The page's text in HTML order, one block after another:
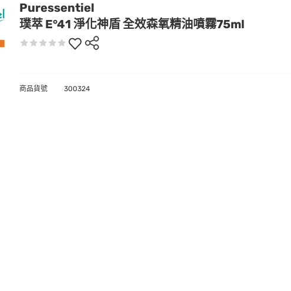
Puressentiel
璞萃 E°41 淨化神盾 全效森氧精油噴霧75ml
商品貨號 300324